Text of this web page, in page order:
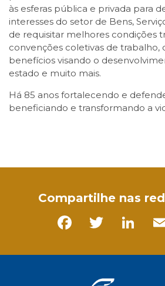
às esferas pública e privada para
interesses do setor de Bens,
de requisitar melhores condições
convenções coletivas de trabalho,
benefícios visando o
estado e muito mais.
Há 85 anos fortalecendo e
beneficiando e transformando a
Compartilhe nas